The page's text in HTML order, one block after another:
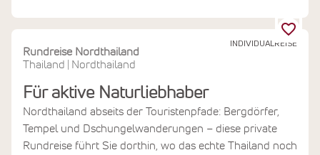
INDIVIDUALREISE
Rundreise Nordthailand
Thailand
Nordthailand
Für aktive Naturliebhaber
Nordthailand abseits der Touristenpfade: Bergdörfer,
Tempel und Dschungelwanderungen – diese private
Rundreise führt Sie dorthin, wo das echte Thailand noch